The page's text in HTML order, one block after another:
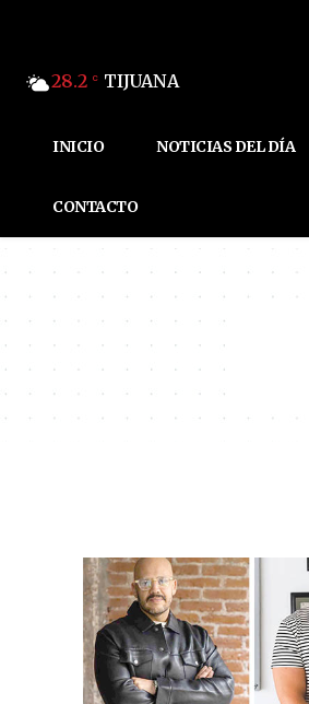
28.2 C TIJUANA
INICIO NOTICIAS DEL DÍA
CONTACTO